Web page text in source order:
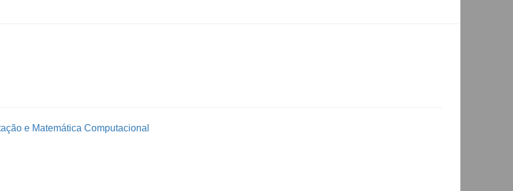
e Matemática Computacional